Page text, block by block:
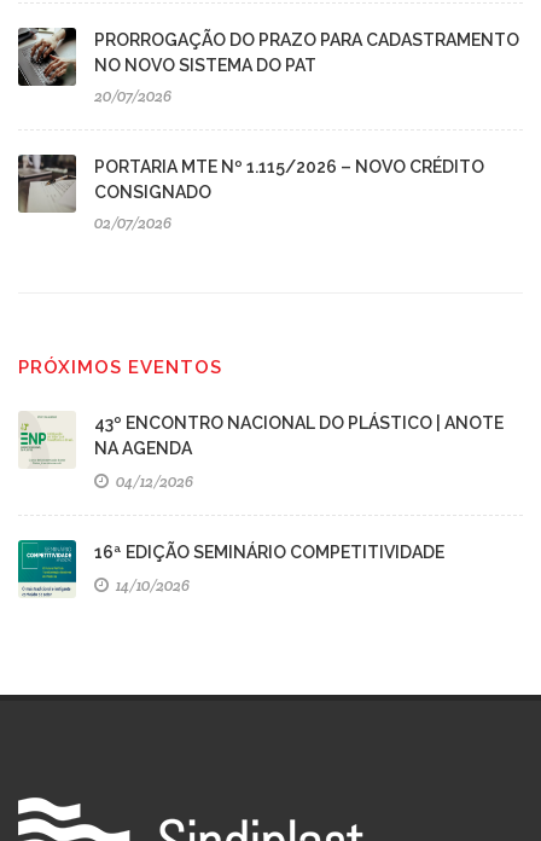
PRORROGAÇÃO DO PRAZO PARA CADASTRAMENTO
NO NOVO SISTEMA DO PAT
20/07/2026
PORTARIA MTE Nº 1.115/2026 – NOVO CRÉDITO
CONSIGNADO
02/07/2026
PRÓXIMOS EVENTOS
43º ENCONTRO NACIONAL DO PLÁSTICO | ANOTE
NA AGENDA
04/12/2026
16ª EDIÇÃO SEMINÁRIO COMPETITIVIDADE
14/10/2026